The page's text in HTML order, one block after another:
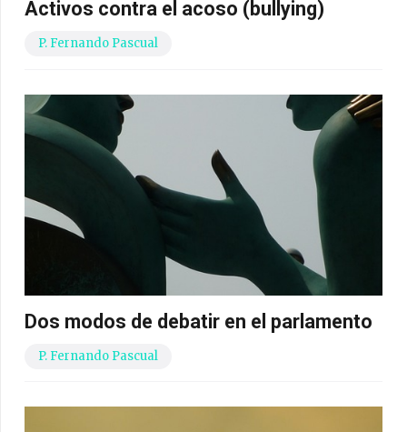
Activos contra el acoso (bullying)
P. Fernando Pascual
Dos modos de debatir en el parlamento
P. Fernando Pascual